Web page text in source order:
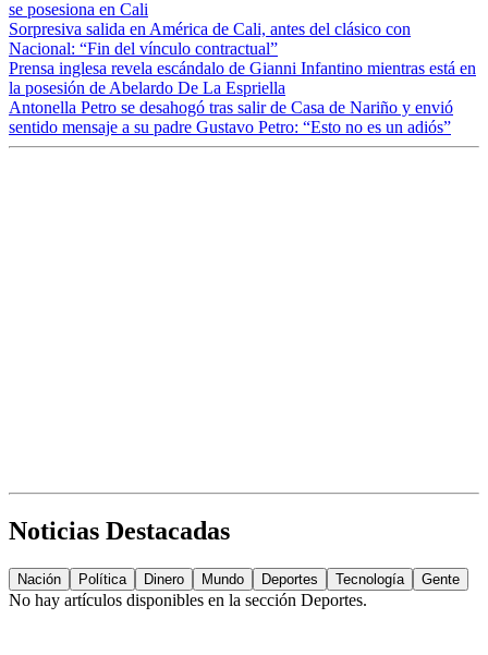
se posesiona en Cali
Sorpresiva salida en América de Cali, antes del clásico con
Nacional: “Fin del vínculo contractual”
Prensa inglesa revela escándalo de Gianni Infantino mientras está en
la posesión de Abelardo De La Espriella
Antonella Petro se desahogó tras salir de Casa de Nariño y envió
sentido mensaje a su padre Gustavo Petro: “Esto no es un adiós”
Noticias Destacadas
Nación Política Dinero Mundo Deportes Tecnología Gente
No hay artículos disponibles en la sección Deportes.